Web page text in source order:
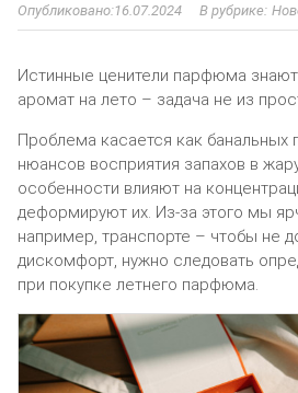
16.07.2024
Истинные ценители парфюма
аромат на лето – задача не из
Проблема касается как банальных
нюансов восприятия запахов в
особенности влияют на
деформируют их. Из-за этого мы
например, транспорте – чтобы не
дискомфорт, нужно следовать
при покупке летнего парфюма.